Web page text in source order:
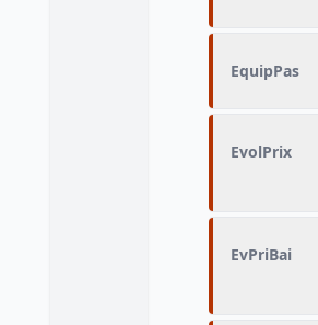
EquipPas
EvolPrix
EvPriBai